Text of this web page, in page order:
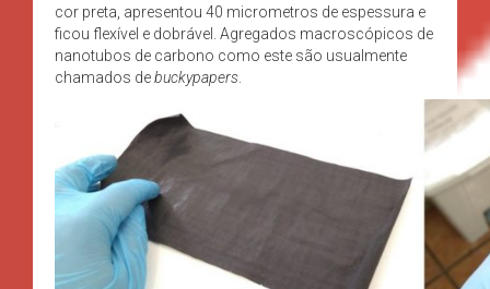
cor preta, apresentou 40 micrometros de espessura e
ficou flexível e dobrável. Agregados macroscópicos de
nanotubos de carbono como este são usualmente
chamados debuckypapers